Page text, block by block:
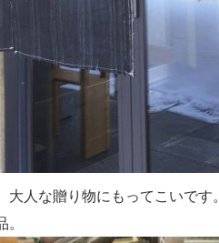
人な贈り物にもってこいです。